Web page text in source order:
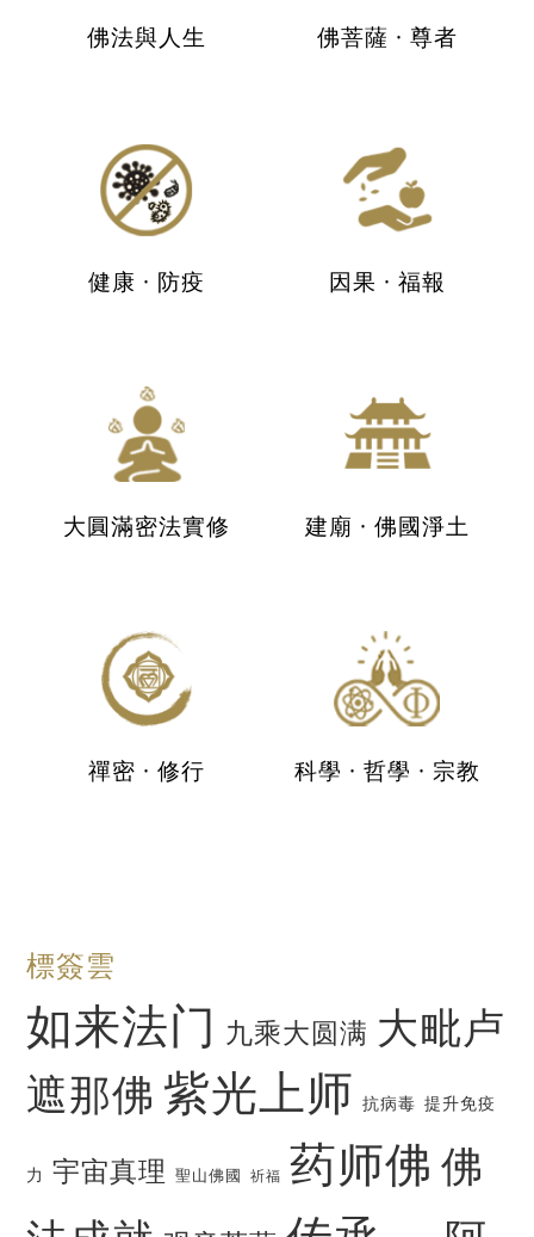
佛法與人生 佛菩薩 · 尊者
健康 · 防疫 因果 · 福報
大圓滿密法實修 建廟 · 佛國淨土
禪密 · 修行 科學 · 哲學 · 宗教
標簽雲
如来法门 九乘大圆满 大毗卢
遮那佛 紫光上师 抗病毒 提升免疫
力 宇宙真理 聖山佛國 祈福 药师佛 佛